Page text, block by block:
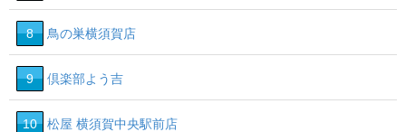
8 鳥の巣横須賀店
9 倶楽部よう吉
10 松屋 横須賀中央駅前店